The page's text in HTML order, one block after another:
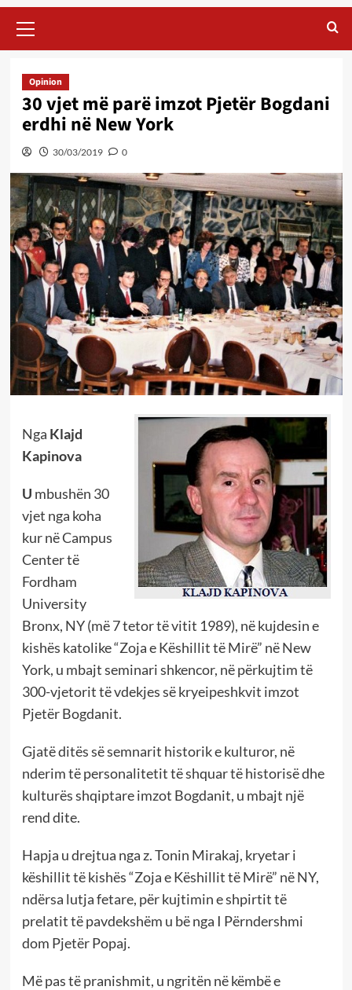
Menu
Opinion
30 vjet më parë imzot Pjetër Bogdani
erdhi në New York
30/03/2019 0
Nga Klajd
Kapinova
U mbushën 30
vjet nga koha
kur në Campus
Center të
Fordham
University
Bronx, NY (më 7 tetor të vitit 1989), në kujdesin e
kishës katolike “Zoja e Këshillit të Mirë” në New
York, u mbajt seminari shkencor, në përkujtim të
300-vjetorit të vdekjes së kryeipeshkvit imzot
Pjetër Bogdanit.
Gjatë ditës së semnarit historik e kulturor, në
nderim të personalitetit të shquar të historisë dhe
kulturës shqiptare imzot Bogdanit, u mbajt një
rend dite.
Hapja u drejtua nga z. Tonin Mirakaj, kryetar i
këshillit të kishës “Zoja e Këshillit të Mirë” në NY,
ndërsa lutja fetare, për kujtimin e shpirtit të
prelatit të pavdekshëm u bë nga I Përndershmi
dom Pjetër Popaj.
Më pas të pranishmit, u ngritën në këmbë e